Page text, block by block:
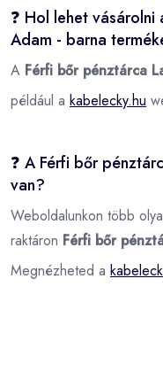
❓ Hol lehet
Adam - barna
A Férfi bőr pénztárca
például a kabelecky.hu
❓ A Férfi bőr
van?
Weboldalunkon több
raktáron Férfi bőr
Megnézheted a